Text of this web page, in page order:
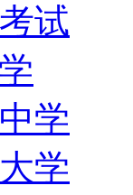
试
学
学